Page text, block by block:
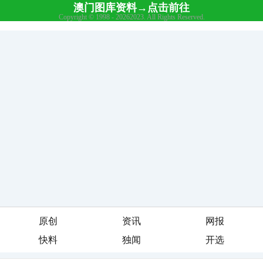
原创 资讯
网报
快料 独闻 开选